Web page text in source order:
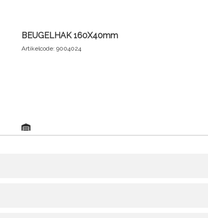
BEUGELHAK 160X40mm
Artikelcode: 9004024